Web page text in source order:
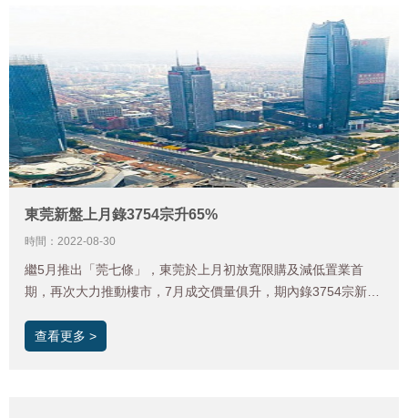
東莞新盤上月錄3754宗升65%
時間：2022-08-30
繼5月推出「莞七條」，東莞於上月初放寬限購及減低置業首
期，再次大力推動樓市，7月成交價量俱升，期內錄3754宗新盤
簽成交亦按月增加29%至7月的2052宗，成交價突破每方米2萬
查看更多 >